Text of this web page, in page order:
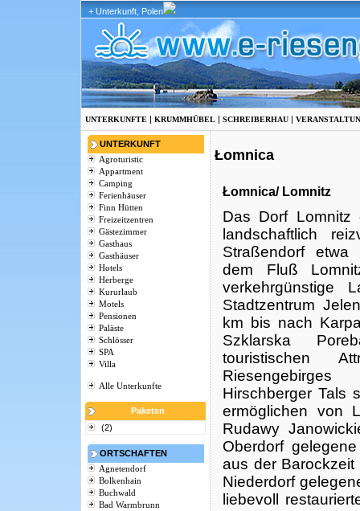
+ Unterkunft, Polen
UNTERKUNFTE | KRUMMHÜBEL | SCHREIBERHAU |
UNTERKUNFT
Agroturistic
Appartment
Camping
Ferienhäuser
Finn Hütten
Freizeitzentren
Gästezimmer
Gasthaus
Gasthäuser
Hotels
Herberge
Kururlaub
Motels
Pensionen
Paläste
Schlösser
SPA
Villa
Alle Unterkunfte
Paketen
(2)
ORTSCHAFTEN
Agnetendorf
Bolkenhain
Buchwald
Bad Warmbrunn
Łomnica
Łomnica/ Lomnitz
Das Dorf Lomnitz
landschaftlich
Straßendorf
dem Fluß
verkehrgünstige
Stadtzentrum
km bis nach
Szklarska
touristischen
Hirschberger Tals
ermöglichen von
Rudawy
Oberdorf
aus der
Niederdorf
liebevoll